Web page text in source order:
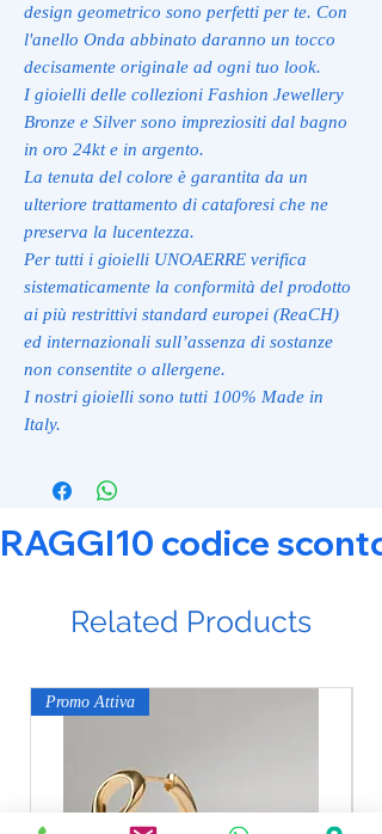
design geometrico sono perfetti per te. Con
l'anello Onda abbinato daranno un tocco
decisamente originale ad ogni tuo look.
I gioielli delle collezioni Fashion Jewellery
Bronze e Silver sono impreziositi dal bagno
in oro 24kt e in argento.
La tenuta del colore è garantita da un
ulteriore trattamento di cataforesi che ne
preserva la lucentezza.
Per tutti i gioielli UNOAERRE verifica
sistematicamente la conformità del prodotto
ai più restrittivi standard europei (ReaCH)
ed internazionali sull’assenza di sostanze
non consentite o allergene.
I nostri gioielli sono tutti 100% Made in
Italy.
RAGGI10 codice
Related Products
Promo Attiva